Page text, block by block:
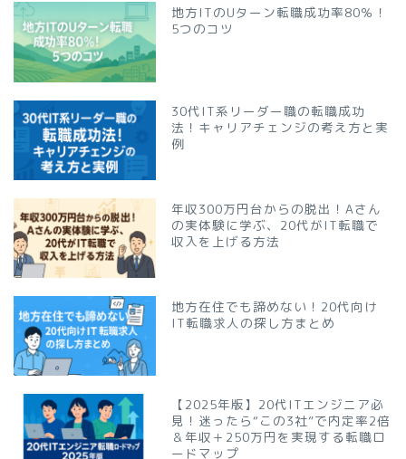
地方ITのUターン転職成功率80％！
5つのコツ
30代IT系リーダー職の転職成功
法！キャリアチェンジの考え方と実
例
年収300万円台からの脱出！Aさん
の実体験に学ぶ、20代がIT転職で
収入を上げる方法
地方在住でも諦めない！20代向け
IT転職求人の探し方まとめ
【2025年版】20代ITエンジニア必
見！迷ったら“この3社”で内定率2倍
＆年収＋250万円を実現する転職ロ
ードマップ